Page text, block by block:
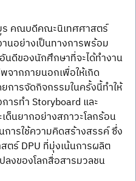
ร คณบดีคณะนิเทศศาสตร์
นอย่างเป็นทางการพร้อม
นดีของนักศึกษาที่จะได้ทำงาน
ากภายนอกเพื่อให้เกิด
การจัดกิจกรรมในครั้งนี้ทำให้
รทำ Storyboard และ
ด็นยากอย่างสภาวะโลกร้อน
การใช้ความคิดสร้างสรรค์ ซึ่ง
ตร์ DPU ที่มุ่งเน้นการผลิต
งของโลกสื่อสารมวลชน